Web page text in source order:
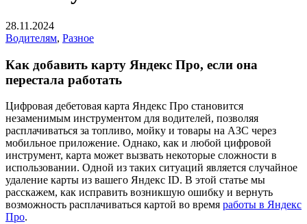
28.11.2024
Водителям, Разное
Как добавить карту Яндекс Про, если она
перестала работать
Цифровая дебетовая карта Яндекс Про становится
незаменимым инструментом для водителей, позволяя
расплачиваться за топливо, мойку и товары на АЗС через
мобильное приложение. Однако, как и любой цифровой
инструмент, карта может вызвать некоторые сложности в
использовании. Одной из таких ситуаций является случайное
удаление карты из вашего Яндекс ID. В этой статье мы
расскажем, как исправить возникшую ошибку и вернуть
возможность расплачиваться картой во время работы в Яндекс
Про.